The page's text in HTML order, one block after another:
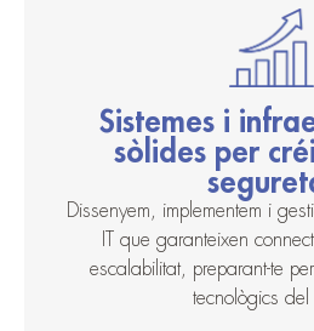
Sistemes i
sòlides per
Dissenyem, implementem i
IT que garanteixen
escalabilitat, preparant-te
tecnològics del